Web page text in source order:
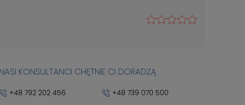
NASI KONSULTANCI CHĘTNIE CI DORADZĄ
+48 792 202 456
+48 739 070 500